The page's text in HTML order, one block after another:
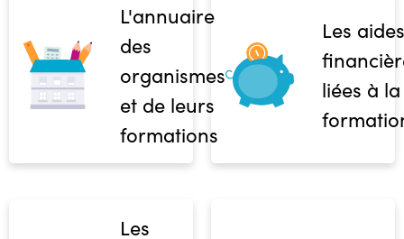
L'annuaire
des
organismes
et de leurs
formations
Les aides
liées à la
Les